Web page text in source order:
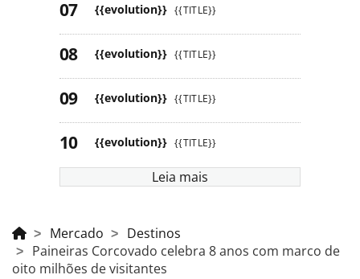
{{evolution}} {{TITLE}}
{{evolution}} {{TITLE}}
{{evolution}} {{TITLE}}
{{evolution}} {{TITLE}}
Leia mais
Mercado
Destinos
Paineiras Corcovado celebra 8 anos com marco de
oito milhões de visitantes